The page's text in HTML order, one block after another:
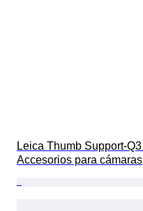
Leica Thumb Support-Q3
Accesorios para cámaras